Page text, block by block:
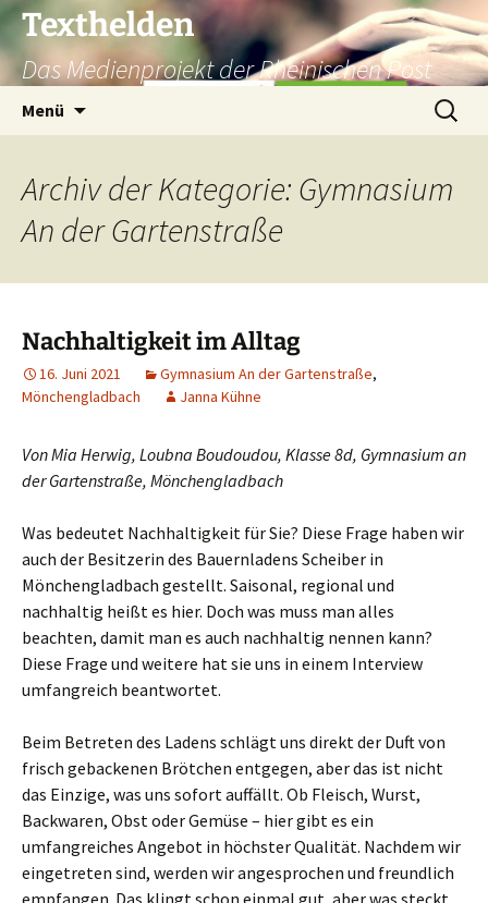
Texthelden
Das Medienprojekt der Rheinischen Post
Menü
Suchen
nach:
Archiv der Kategorie: Gymnasium
An der Gartenstraße
Nachhaltigkeit im Alltag
16. Juni 2021 Gymnasium An der Gartenstraße,
Mönchengladbach
Janna Kühne
Von Mia Herwig, Loubna Boudoudou, Klasse 8d, Gymnasium an
der Gartenstraße, Mönchengladbach
Was bedeutet Nachhaltigkeit für Sie? Diese Frage haben wir
auch der Besitzerin des Bauernladens Scheiber in
Mönchengladbach gestellt. Saisonal, regional und
nachhaltig heißt es hier. Doch was muss man alles
beachten, damit man es auch nachhaltig nennen kann?
Diese Frage und weitere hat sie uns in einem Interview
umfangreich beantwortet.
Beim Betreten des Ladens schlägt uns direkt der Duft von
frisch gebackenen Brötchen entgegen, aber das ist nicht
das Einzige, was uns sofort auffällt. Ob Fleisch, Wurst,
Backwaren, Obst oder Gemüse – hier gibt es ein
umfangreiches Angebot in höchster Qualität. Nachdem wir
eingetreten sind, werden wir angesprochen und freundlich
empfangen. Das klingt schon einmal gut, aber was steckt